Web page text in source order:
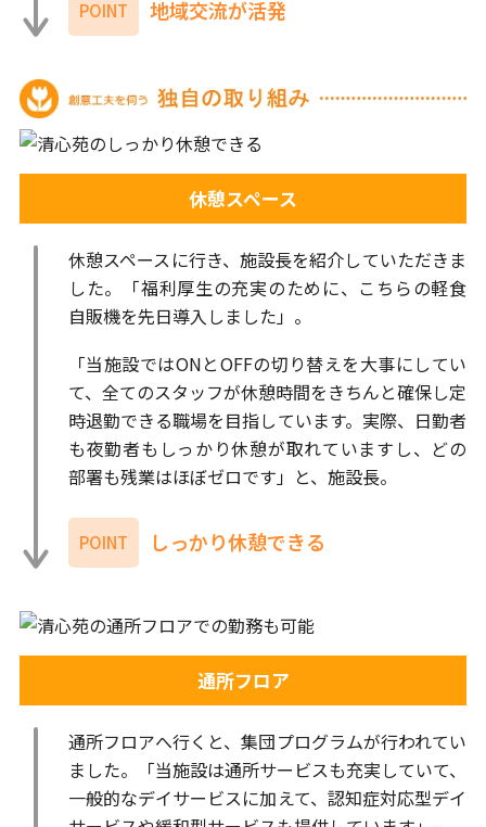
POINT 地域交流が活発
休憩スペース
休憩スペースに行き、施設長を紹介していただきま
した。「福利厚生の充実のために、こちらの軽食
自販機を先日導入しました」。
「当施設ではONとOFFの切り替えを大事にしてい
て、全てのスタッフが休憩時間をきちんと確保し定
時退勤できる職場を目指しています。実際、日勤者
も夜勤者もしっかり休憩が取れていますし、どの
部署も残業はほぼゼロです」と、施設長。
POINT しっかり休憩できる
通所フロア
通所フロアへ行くと、集団プログラムが行われてい
ました。「当施設は通所サービスも充実していて、
一般的なデイサービスに加えて、認知症対応型デイ